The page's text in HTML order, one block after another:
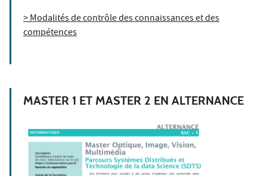
> Modalités de contrôle des connaissances et des
compétences
MASTER 1 ET MASTER 2 EN ALTERNANCE